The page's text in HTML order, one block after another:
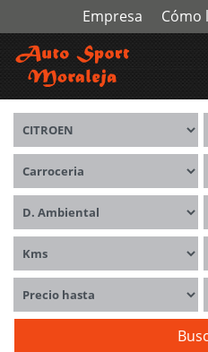
Empresa Cómo
Marca
Carrocerías
Distintivo ambiental
Kms
Precio hasta